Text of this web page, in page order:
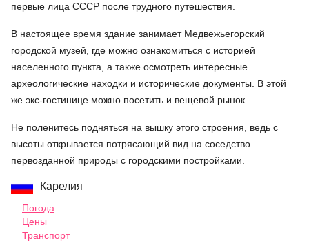
первые лица СССР после трудного путешествия.
В настоящее время здание занимает Медвежьегорский
городской музей, где можно ознакомиться с историей
населенного пункта, а также осмотреть интересные
археологические находки и исторические документы. В этой
же экс-гостинице можно посетить и вещевой рынок.
Не поленитесь подняться на вышку этого строения, ведь с
высоты открывается потрясающий вид на соседство
первозданной природы с городскими постройками.
Карелия
Погода
Цены
Транспорт